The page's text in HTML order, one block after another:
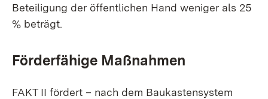
Beteiligung der öffentlichen Hand weniger als 25
% beträgt.
Förderfähige Maßnahmen
FAKT II fördert – nach dem Baukastensystem